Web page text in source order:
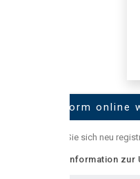
online wurde
sich neu registrieren wollen,
zur Umstellung